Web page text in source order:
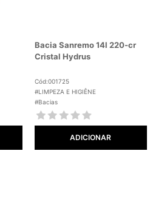
Bacia Sanremo 14l 220-cr
Cristal Hydrus
Cód:001725
#LIMPEZA E HIGIÊNE
#Bacias
ADICIONAR